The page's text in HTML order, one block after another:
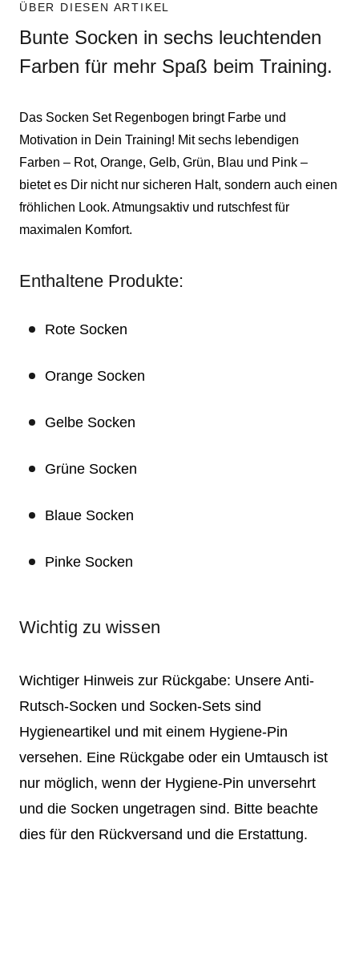
ÜBER DIESEN ARTIKEL
Bunte Socken in sechs leuchtenden
Farben für mehr Spaß beim Training.
Das Socken Set Regenbogen bringt Farbe und
Motivation in Dein Training! Mit sechs lebendigen
Farben – Rot, Orange, Gelb, Grün, Blau und Pink –
bietet es Dir nicht nur sicheren Halt, sondern auch einen
fröhlichen Look. Atmungsaktiv und rutschfest für
maximalen Komfort.
Enthaltene Produkte:
Rote Socken
Orange Socken
Gelbe Socken
Grüne Socken
Blaue Socken
Pinke Socken
Wichtig zu wissen
Wichtiger Hinweis zur Rückgabe: Unsere Anti-
Rutsch-Socken und Socken-Sets sind
Hygieneartikel und mit einem Hygiene-Pin
versehen. Eine Rückgabe oder ein Umtausch ist
nur möglich, wenn der Hygiene-Pin unversehrt
und die Socken ungetragen sind. Bitte beachte
dies für den Rückversand und die Erstattung.